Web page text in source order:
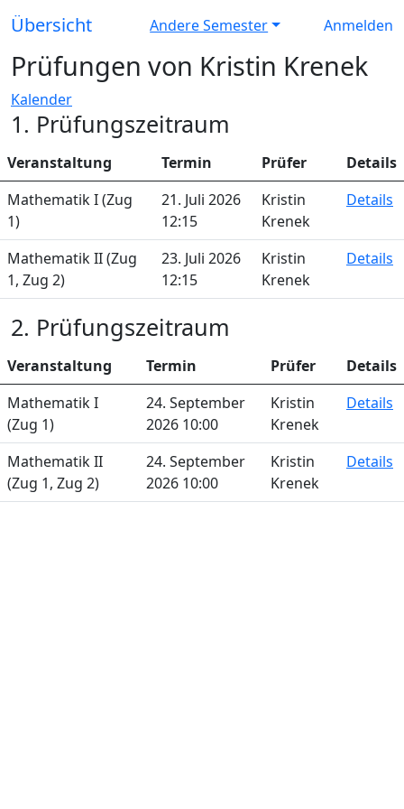
Übersicht Andere Semester Anmelden
Prüfungen von Kristin Krenek
Kalender
1. Prüfungszeitraum
Veranstaltung Termin Prüfer
Details
Mathematik I (Zug
1)
21. Juli 2026
12:15
Kristin
Krenek
Details
Mathematik II (Zug
1, Zug 2)
23. Juli 2026
12:15
Kristin
Krenek
Details
2. Prüfungszeitraum
Veranstaltung Termin Prüfer
Details
Mathematik I
(Zug 1)
24. September
2026 10:00
Kristin
Krenek
Details
Mathematik II
(Zug 1, Zug 2)
24. September
2026 10:00
Kristin
Krenek
Details